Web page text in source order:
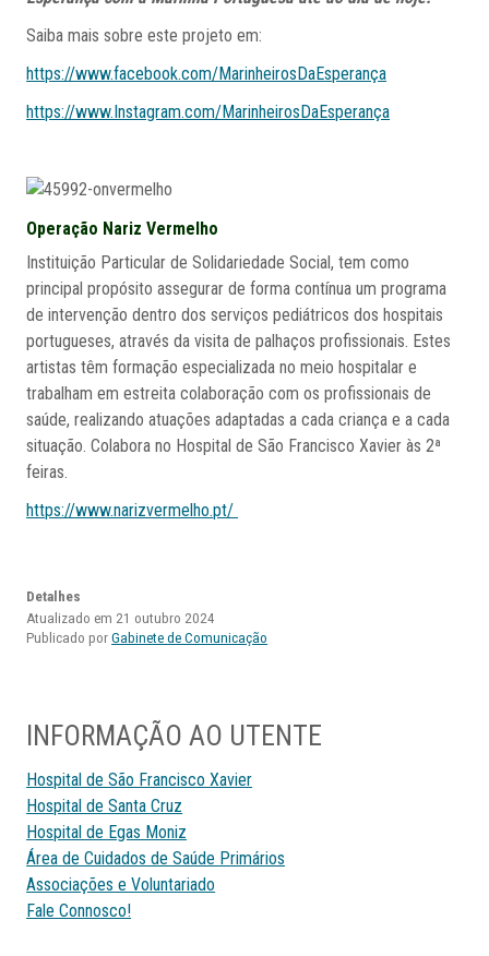
Saiba mais sobre este projeto em:
https://www.facebook.com/MarinheirosDaEsperança
https://www.Instagram.com/MarinheirosDaEsperança
Operação Nariz Vermelho
Instituição Particular de Solidariedade Social, tem como
principal propósito assegurar de forma contínua um programa
de intervenção dentro dos serviços pediátricos dos hospitais
portugueses, através da visita de palhaços profissionais. Estes
artistas têm formação especializada no meio hospitalar e
trabalham em estreita colaboração com os profissionais de
saúde, realizando atuações adaptadas a cada criança e a cada
situação. Colabora no Hospital de São Francisco Xavier às 2ª
feiras.
https://www.narizvermelho.pt/
Detalhes
Atualizado em 21 outubro 2024
Publicado porGabinete de Comunicação
INFORMAÇÃO AO UTENTE
Hospital de São Francisco Xavier
Hospital de Santa Cruz
Hospital de Egas Moniz
Área de Cuidados de Saúde Primários
Associações e Voluntariado
Fale Connosco!